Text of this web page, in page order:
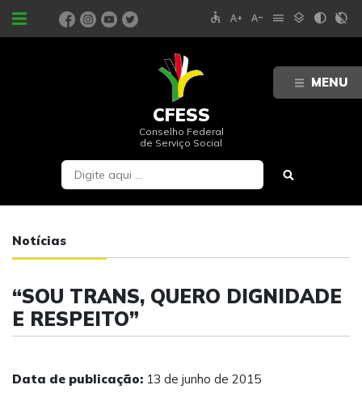
MENU
PORTAIS accessible text_increase text_decrease menu layers contrast contrast_rtl_off
CFESS
Conselho Federal
de Serviço Social
Notícias
“SOU TRANS, QUERO DIGNIDADE
E RESPEITO”
Data de publicação: 13 de junho de 2015